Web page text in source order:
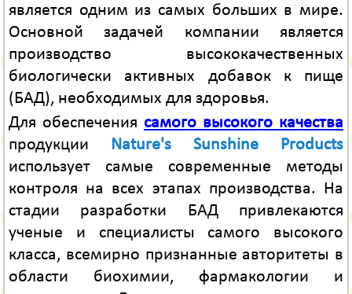
является одним из самых больших в мире.
Основной задачей компании является
производство высококачественных
биологически активных добавок к пище
(БАД), необходимых для здоровья.
Для обеспечения самого высокого качества
продукции Nature's Sunshine Products
использует самые современные методы
контроля на всех этапах производства. На
стадии разработки БАД привлекаются
ученые и специалисты самого высокого
класса, всемирно признанные авторитеты в
области биохимии, фармакологии и